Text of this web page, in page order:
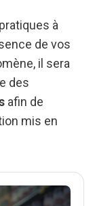
à
de vos
il sera
des
afin de
mis en